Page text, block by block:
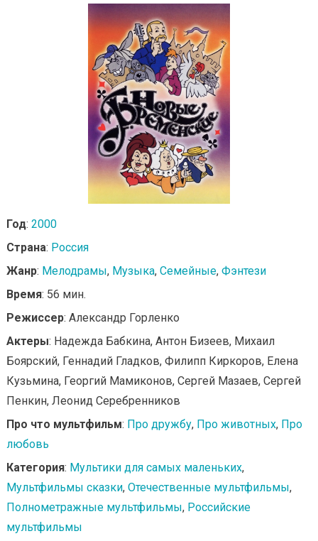
Год: 2000
Страна: Россия
Жанр: Мелодрамы, Музыка, Семейные, Фэнтези
Время: 56 мин.
Режиссер: Александр Горленко
Актеры: Надежда Бабкина, Антон Бизеев, Михаил
Боярский, Геннадий Гладков, Филипп Киркоров, Елена
Кузьмина, Георгий Мамиконов, Сергей Мазаев, Сергей
Пенкин, Леонид Серебренников
Про что мультфильм: Про дружбу, Про животных, Про
любовь
Категория: Мультики для самых маленьких,
Мультфильмы сказки, Отечественные мультфильмы,
Полнометражные мультфильмы, Российские
мультфильмы